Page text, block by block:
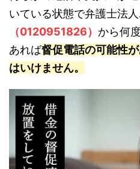
いている状態で弁護士法
（0120951826） から何
あれば督促電話の可能性
はいけません。